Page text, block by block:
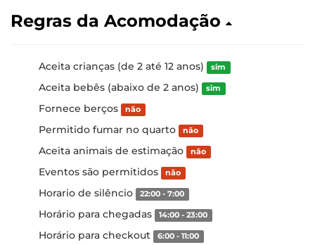
Regras da Acomodação
Aceita crianças (de 2 até 12 anos) sim
Aceita bebês (abaixo de 2 anos) sim
Fornece berços não
Permitido fumar no quarto não
Aceita animais de estimação não
Eventos são permitidos não
Horario de silêncio 22:00 - 7:00
Horário para chegadas 14:00 - 23:00
Horário para checkout 6:00 - 11:00